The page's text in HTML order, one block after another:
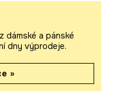
dámské a pánské
dny výprodeje.
»